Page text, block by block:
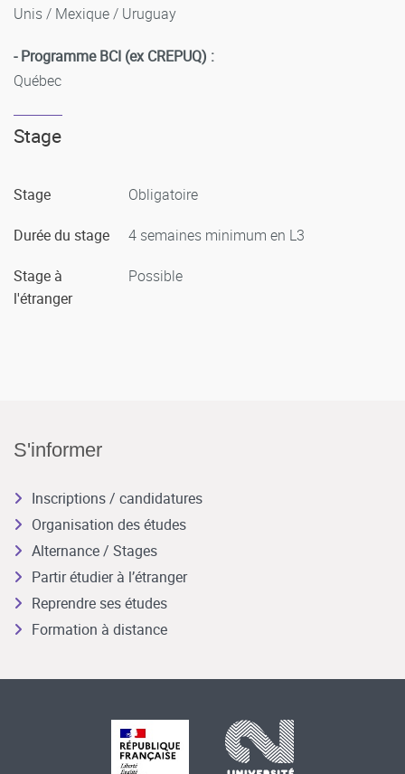
Unis / Mexique / Uruguay
- Programme BCI (ex CREPUQ) :
Québec
Stage
Stage Obligatoire
Durée du stage 4 semaines minimum en L3
Stage à
l'étranger
Possible
S'informer
Inscriptions / candidatures
Organisation des études
Alternance / Stages
Partir étudier à l’étranger
Reprendre ses études
Formation à distance